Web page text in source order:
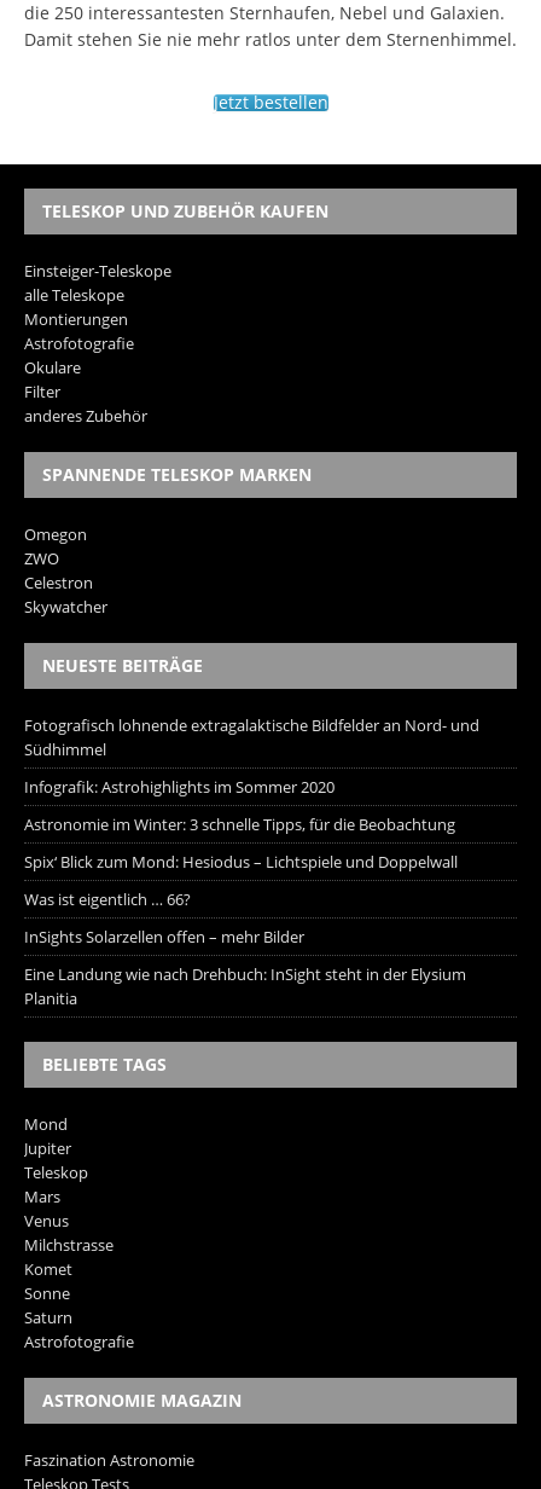
die 250 interessantesten Sternhaufen, Nebel und Galaxien.
Damit stehen Sie nie mehr ratlos unter dem Sternenhimmel.
Jetzt bestellen
TELESKOP UND ZUBEHÖR KAUFEN
Einsteiger-Teleskope
alle Teleskope
Montierungen
Astrofotografie
Okulare
Filter
anderes Zubehör
SPANNENDE TELESKOP MARKEN
Omegon
ZWO
Celestron
Skywatcher
NEUESTE BEITRÄGE
Fotografisch lohnende extragalaktische Bildfelder an Nord- und
Südhimmel
Infografik: Astrohighlights im Sommer 2020
Astronomie im Winter: 3 schnelle Tipps, für die Beobachtung
Spix‘ Blick zum Mond: Hesiodus – Lichtspiele und Doppelwall
Was ist eigentlich … 66?
InSights Solarzellen offen – mehr Bilder
Eine Landung wie nach Drehbuch: InSight steht in der Elysium
Planitia
BELIEBTE TAGS
Mond
Jupiter
Teleskop
Mars
Venus
Milchstrasse
Komet
Sonne
Saturn
Astrofotografie
ASTRONOMIE MAGAZIN
Faszination Astronomie
Teleskop Tests